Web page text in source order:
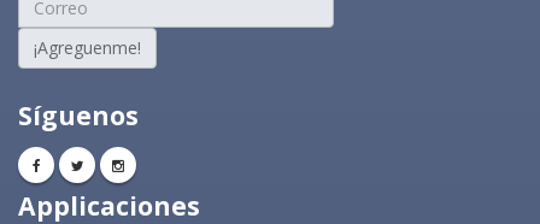
¡Agreguenme!
Síguenos
Applicaciones